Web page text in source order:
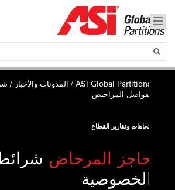
ASI Global Partitions
/ المدونات والأخبار /
لفواصل المراحيض
اتجاهات وتقارير القطاع
حاجز المرحاض
الخصوصية